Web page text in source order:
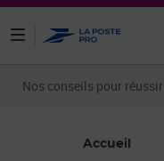
Nos conseils pour
Accueil